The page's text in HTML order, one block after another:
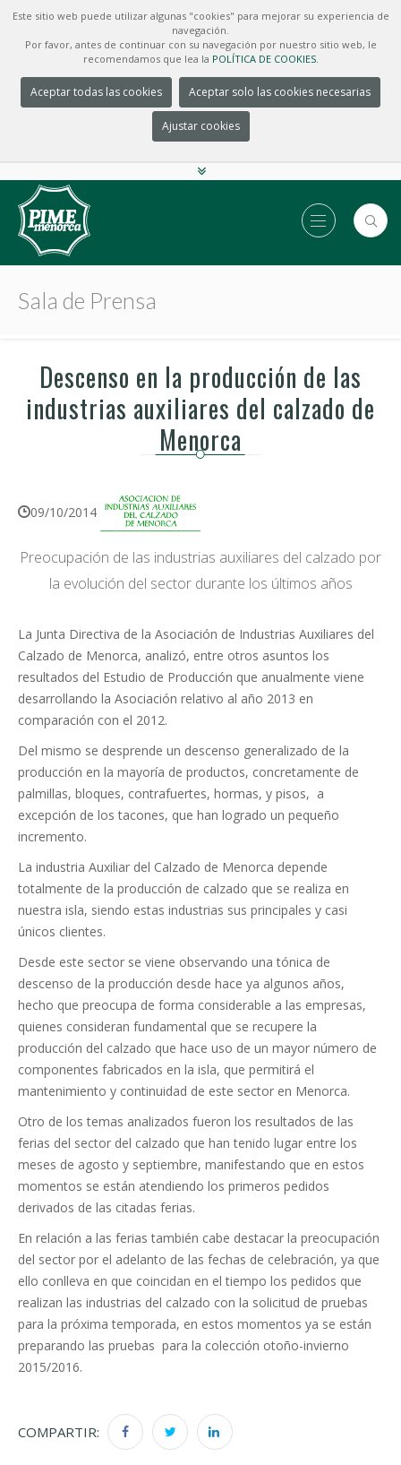
Este sitio web puede utilizar algunas "cookies" para mejorar su experiencia de
navegación.
Por favor, antes de continuar con su navegación por nuestro sitio web, le
recomendamos que lea la POLÍTICA DE COOKIES.
Aceptar todas las cookies Aceptar solo las cookies necesarias
Ajustar cookies
Sala de Prensa
Descenso en la producción de las
industrias auxiliares del calzado de
Menorca
09/10/2014
Preocupación de las industrias auxiliares del calzado por
la evolución del sector durante los últimos años
La Junta Directiva de la Asociación de Industrias Auxiliares del
Calzado de Menorca, analizó, entre otros asuntos los
resultados del Estudio de Producción que anualmente viene
desarrollando la Asociación relativo al año 2013 en
comparación con el 2012.
Del mismo se desprende un descenso generalizado de la
producción en la mayoría de productos, concretamente de
palmillas, bloques, contrafuertes, hormas, y pisos, a
excepción de los tacones, que han logrado un pequeño
incremento.
La industria Auxiliar del Calzado de Menorca depende
totalmente de la producción de calzado que se realiza en
nuestra isla, siendo estas industrias sus principales y casi
únicos clientes.
Desde este sector se viene observando una tónica de
descenso de la producción desde hace ya algunos años,
hecho que preocupa de forma considerable a las empresas,
quienes consideran fundamental que se recupere la
producción del calzado que hace uso de un mayor número de
componentes fabricados en la isla, que permitirá el
mantenimiento y continuidad de este sector en Menorca.
Otro de los temas analizados fueron los resultados de las
ferias del sector del calzado que han tenido lugar entre los
meses de agosto y septiembre, manifestando que en estos
momentos se están atendiendo los primeros pedidos
derivados de las citadas ferias.
En relación a las ferias también cabe destacar la preocupación
del sector por el adelanto de las fechas de celebración, ya que
ello conlleva en que coincidan en el tiempo los pedidos que
realizan las industrias del calzado con la solicitud de pruebas
para la próxima temporada, en estos momentos ya se están
preparando las pruebas para la colección otoño-invierno
2015/2016.
COMPARTIR: